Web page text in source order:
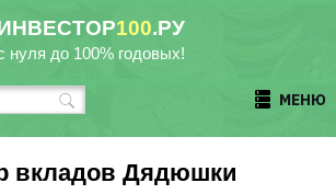
100.РУ
нуля до 100% годовых!
МЕНЮ
вкладов Дядюшки